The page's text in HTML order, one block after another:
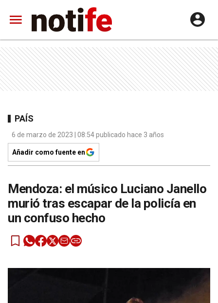
PAÍS
6 de marzo de 2023 | 08:54 publicado hace 3 años
Añadir como fuente en
Mendoza: el músico Luciano Janello
murió tras escapar de la policía en
un confuso hecho